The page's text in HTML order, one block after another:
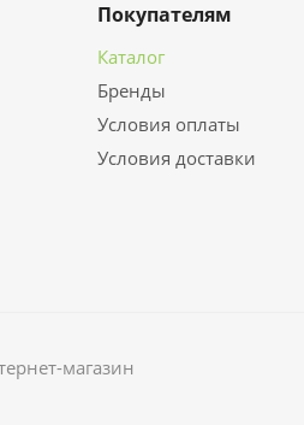
Покупателям
Каталог
Бренды
Условия оплаты
Условия доставки
магазин